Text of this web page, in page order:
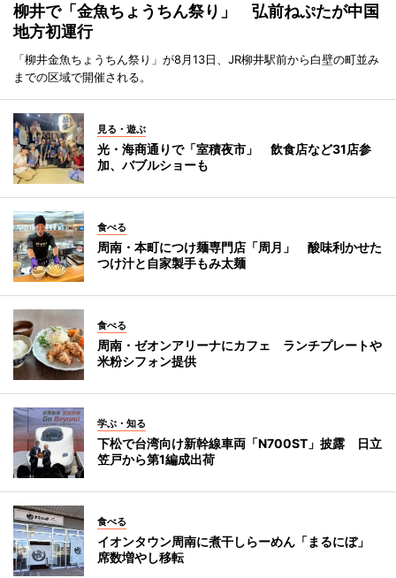
柳井で「金魚ちょうちん祭り」 弘前ねぷたが中国
地方初運行
「柳井金魚ちょうちん祭り」が8月13日、JR柳井駅前から白壁の町並み
までの区域で開催される。
見る・遊ぶ
光・海商通りで「室積夜市」 飲食店など31店参
加、バブルショーも
食べる
周南・本町につけ麺専門店「周月」 酸味利かせた
つけ汁と自家製手もみ太麺
食べる
周南・ゼオンアリーナにカフェ ランチプレートや
米粉シフォン提供
学ぶ・知る
下松で台湾向け新幹線車両「N700ST」披露 日立
笠戸から第1編成出荷
食べる
イオンタウン周南に煮干しらーめん「まるにぼ」
席数増やし移転